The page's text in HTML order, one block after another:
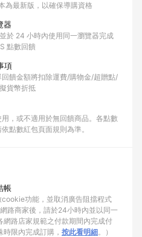
為最新版，以確保導購資格
器
於 24 小時內使用同一瀏覽器完成
點數回饋
項
饋金額將扣除運費/購物金/超贈點/
貨幣折抵
，或不適用於無回饋商品。各點數
點數紅包頁面規則為準。
帳
功能，並取消廣告阻擋程式
路商家後，請於24小時內並以同一
網路店家規範之付款期間內完成付
限內完成訂購， 按此看明細。）